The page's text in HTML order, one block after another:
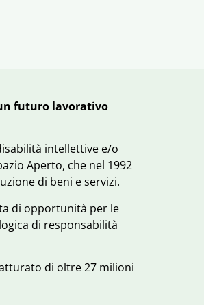
futuro lavorativo
intellettive e/o
Aperto, che nel 1992
di beni e servizi.
di opportunità per le
di responsabilità
di oltre 27 milioni